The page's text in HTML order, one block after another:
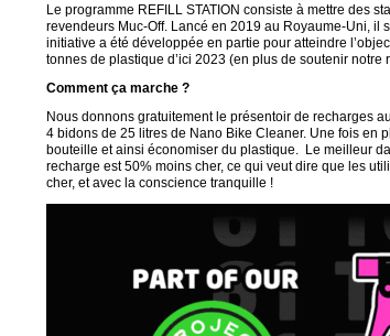
Le programme REFILL STATION consiste à mettre des
revendeurs Muc-Off. Lancé en 2019 au Royaume-Uni, il
initiative a été développée en partie pour atteindre
tonnes de plastique d’ici 2023 (en plus de soutenir notre
Comment ça marche ?
Nous donnons gratuitement le présentoir de recharges
4 bidons de 25 litres de Nano Bike Cleaner. Une fois en
bouteille et ainsi économiser du plastique. Le meilleur
recharge est 50% moins cher, ce qui veut dire que les
cher, et avec la conscience tranquille !